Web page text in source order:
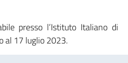
presso l’Istituto Italiano di
al 17 luglio 2023.